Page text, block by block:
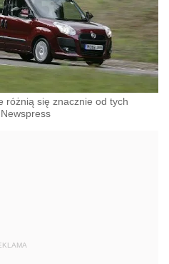
różnią się znacznie od tych